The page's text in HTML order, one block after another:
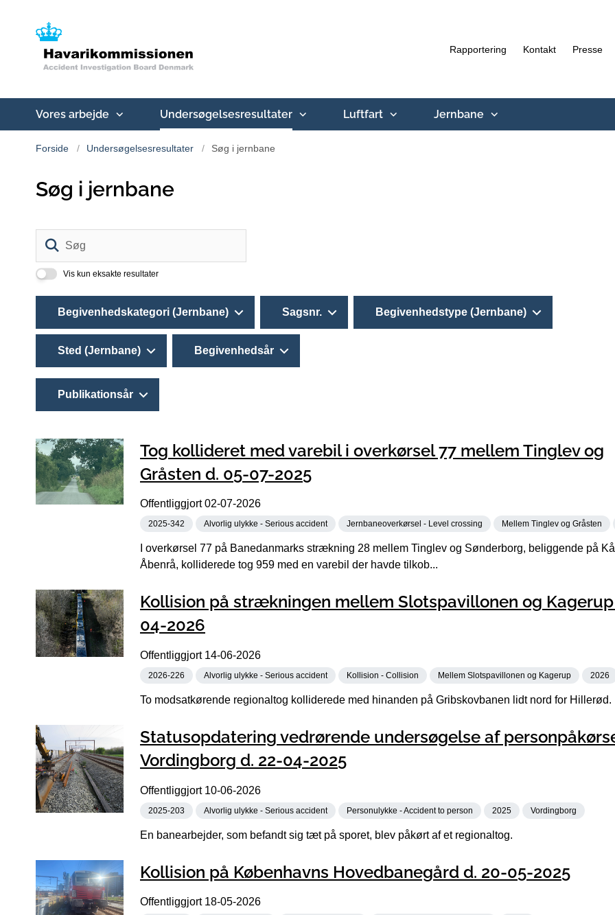
Rapportering Kontakt Presse
Vores arbejde Undersøgelsesresultater Luftfart Jernbane
Forside Undersøgelsesresultater Søg i jernbane
Søg i jernbane
Vis kun eksakte resultater
Begivenhedskategori (Jernbane) Sagsnr. Begivenhedstype (Jernbane)
Sted (Jernbane) Begivenhedsår
Publikationsår
Tog kollideret med varebil i overkørsel 77 mellem Tinglev og
Gråsten d. 05-07-2025
Offentliggjort02-07-2026
2025-342 Alvorlig ulykke - Serious accident Jernbaneoverkørsel - Level crossing Mellem Tinglev og Gråsten
I overkørsel 77 på Banedanmarks strækning 28 mellem Tinglev og Sønderborg, beliggende på
Åbenrå, kolliderede tog 959 med en varebil der havde tilkob...
Kollision på strækningen mellem Slotspavillonen og Kagerup
04-2026
Offentliggjort 14-06-2026
2026-226 Alvorlig ulykke - Serious accident Kollision - Collision Mellem Slotspavillonen og Kagerup 2026
To modsatkørende regionaltog kolliderede med hinanden på Gribskovbanen lidt nord for Hillerød.
Statusopdatering vedrørende undersøgelse af
Vordingborg d. 22-04-2025
Offentliggjort 10-06-2026
2025-203 Alvorlig ulykke - Serious accident Personulykke - Accident to person 2025 Vordingborg
En banearbejder, som befandt sig tæt på sporet, blev påkørt af et regionaltog.
Kollision på Københavns Hovedbanegård d. 20-05-2025
Offentliggjort 18-05-2026